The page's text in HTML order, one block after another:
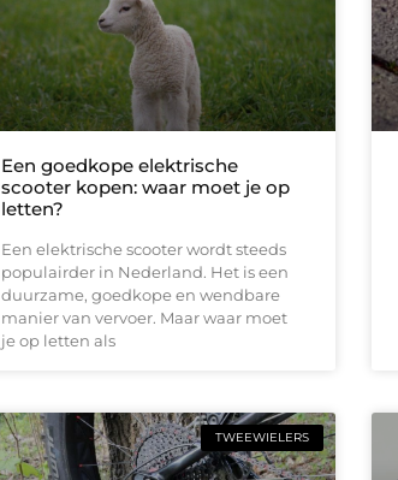
Een goedkope elektrische
scooter kopen: waar moet je op
letten?
Een elektrische scooter wordt steeds
populairder in Nederland. Het is een
duurzame, goedkope en wendbare
manier van vervoer. Maar waar moet
je op letten als
TWEEWIELERS